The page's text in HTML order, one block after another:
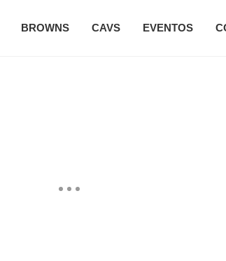
BROWNS CAVS EVENTOS